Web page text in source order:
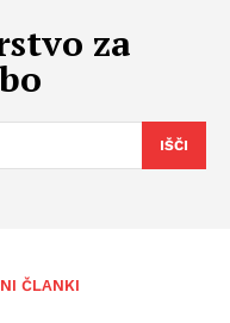
za
IŠČI
ČLANKI